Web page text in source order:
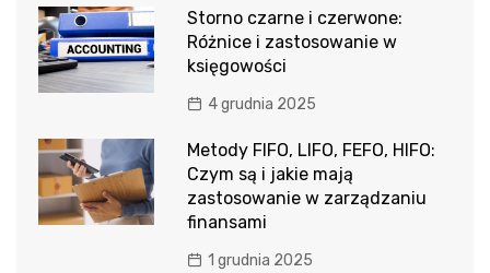
Storno czarne i czerwone:
Różnice i zastosowanie w
księgowości
4 grudnia 2025
Metody FIFO, LIFO, FEFO, HIFO:
Czym są i jakie mają
zastosowanie w zarządzaniu
finansami
1 grudnia 2025